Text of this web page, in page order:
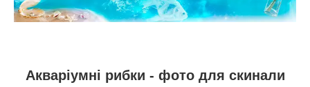
Акваріумні рибки - фото для скинали